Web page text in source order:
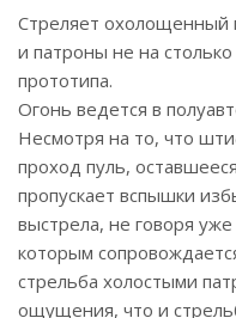
Стреляет охолощенный
и патроны не на
прототипа.
Огонь ведется в
Несмотря на то, что
проход пуль,
пропускает вспышки
выстрела, не говоря
которым
стрельба холостыми
ощущения, что и